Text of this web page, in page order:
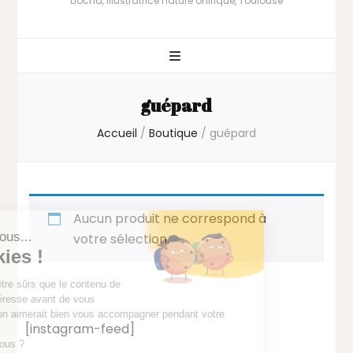
guépard
Accueil / Boutique / guépard
Aucun produit ne correspond à
votre sélection.
[instagram-feed]